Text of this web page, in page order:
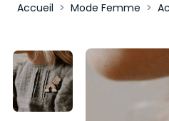
Accueil Mode Femme